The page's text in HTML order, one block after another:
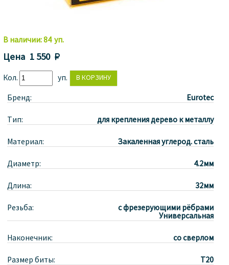
В наличии:84 уп.
Цена 1 550 
Кол. уп.
Бренд: Eurotec
Тип: для крепления дерево к металлу
Материал: Закаленная углерод. сталь
Диаметр: 4.2мм
Длина: 32мм
Резьба:
с фрезерующими рёбрами
Универсальная
Наконечник: со сверлом
Размер биты: T20